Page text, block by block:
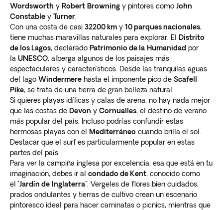
Wordsworth y Robert Browning y pintores como John
Constable y Turner
Con una costa de casi 32200 km y 10 parques nacionales,
tiene muchas maravillas naturales para explorar. El
Distrito
de los Lagos, declarado Patrimonio de la Humanidad por
la UNESCO, alberga algunos de los paisajes más
espectaculares y característicos. Desde las tranquilas aguas
del lago Windermere hasta el imponente pico de Scafell
Pike, se trata de una tierra de gran belleza natural.
Si quieres playas idílicas y calas de arena, no hay nada mejor
que las costas de Devon y Cornualles, el destino de verano
más popular del país. Incluso podrías confundir estas
hermosas playas con el
Mediterráneo cuando brilla el sol.
Destacar que el surf es particularmente popular en estas
partes del país.
Para ver la campiña inglesa por excelencia, esa que está en tu
imaginación, debes ir al condado de Kent, conocido como
el "Jardín de Inglaterra" . Vergeles de flores bien cuidados,
prados ondulantes y tierras de cultivo crean un escenario
pintoresco ideal para hacer caminatas o picnics, mientras que